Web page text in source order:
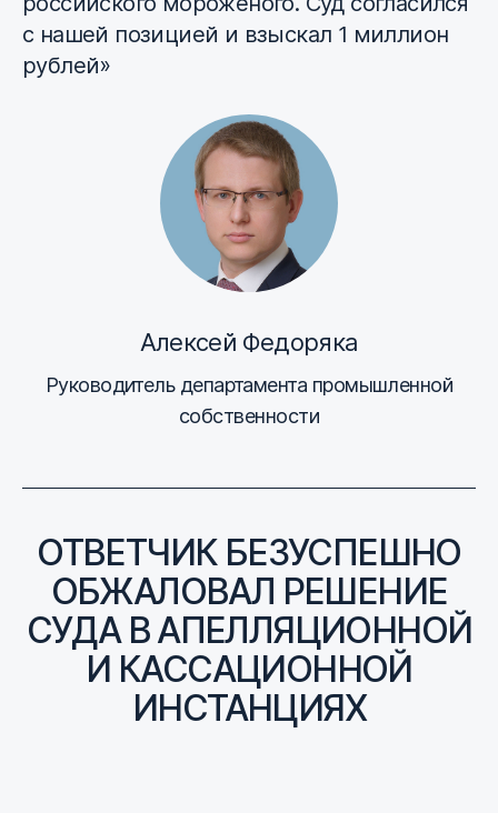
с нашей позицией и взыскал 1 миллион
рублей»
Алексей Федоряка
Руководитель департамента промышленной
собственности
ОТВЕТЧИК БЕЗУСПЕШНО
ОБЖАЛОВАЛ РЕШЕНИЕ
СУДА В АПЕЛЛЯЦИОННОЙ
И КАССАЦИОННОЙ
ИНСТАНЦИЯХ